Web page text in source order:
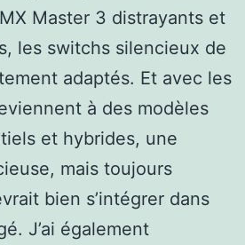
Master 3 distrayants et
les switchs silencieux de
adaptés. Et avec les
à des modèles
et hybrides, une
mais toujours
bien s’intégrer dans
J’ai également